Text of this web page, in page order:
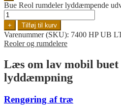
Bue Reol rumdeler lyddæmpende
+ Tilføj til kurv
Varenummer (SKU): 7400 HP UB
Reoler og rumdelere
Læs om lav mobil buet
lyddæmpning
Rengøring af træ